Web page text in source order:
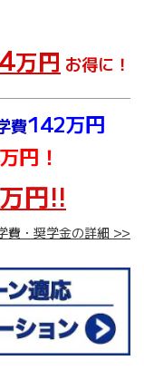
万円 お得に！
費142万円
円！
円!!
費・奨学金の詳細 >>